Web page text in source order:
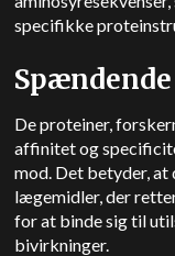
specifikke
De proteiner,
affinitet og
mod. Det betyder,
lægemidler, der
for at binde sig til
bivirkninger.